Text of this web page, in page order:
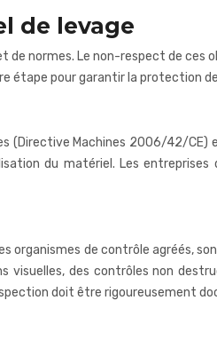
de levage
normes. Le non-respect de ces
étape pour garantir la protection
Machines 2006/42/CE)
du matériel. Les
organismes de contrôle agréés,
des contrôles non
doit être rigoureusement